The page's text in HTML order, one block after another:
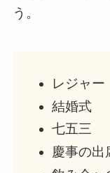
う。
レジャー
結婚式
七五三
慶事の出